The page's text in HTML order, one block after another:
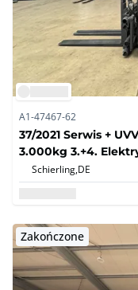
A1-47467-62
37/2021 Serwis +
3.000kg 3.+4.
widelca
Schierling,DE
Zakończone